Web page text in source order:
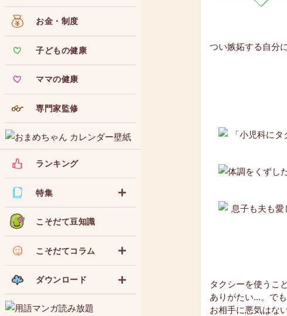
お金・制度
子どもの健康
ママの健康
専門家監修
ランキング
特集
こそだて豆知識
こそだてコラム
ダウンロード
つい嫉妬する自分
タクシーを使うこ
ありがたい…。で
お相手に悪気はな